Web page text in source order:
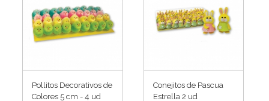
Pollitos Decorativos de
Colores 5 cm - 4 ud
Conejitos de Pascua
Estrella 2 ud